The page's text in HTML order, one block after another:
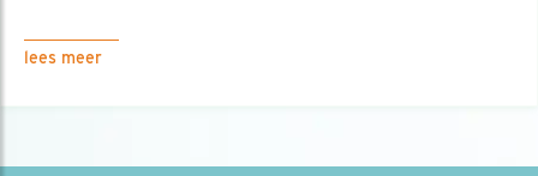
lees meer